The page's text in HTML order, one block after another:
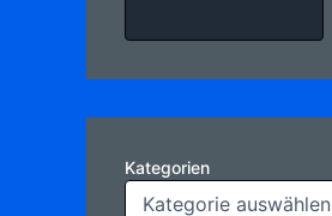
Kategorien